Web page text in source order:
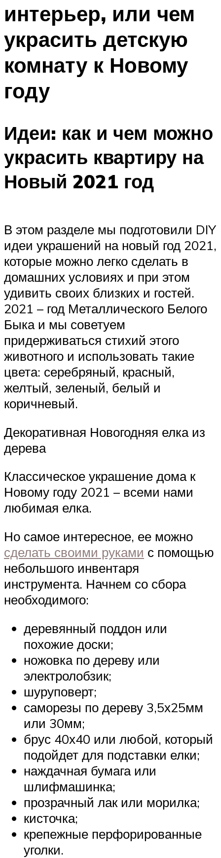
Меню
интерьер, или чем
украсить детскую
комнату к Новому
году
Идеи: как и чем можно
украсить квартиру на
Новый 2021 год
В этом разделе мы подготовили DIY
идеи украшений на новый год 2021,
которые можно легко сделать в
домашних условиях и при этом
удивить своих близких и гостей.
2021 – год Металлического Белого
Быка и мы советуем
придерживаться стихий этого
животного и использовать такие
цвета: серебряный, красный,
желтый, зеленый, белый и
коричневый.
Декоративная Новогодняя елка из
дерева
Классическое украшение дома к
Новому году 2021 – всеми нами
любимая елка.
Но самое интересное, ее можно
сделать своими руками с помощью
небольшого инвентаря
инструмента. Начнем со сбора
необходимого:
деревянный поддон или
похожие доски;
ножовка по дереву или
электролобзик;
шуруповерт;
саморезы по дереву 3,5х25мм
или 30мм;
брус 40х40 или любой, который
подойдет для подставки елки;
наждачная бумага или
шлифмашинка;
прозрачный лак или морилка;
кисточка;
крепежные перфорированные
уголки.